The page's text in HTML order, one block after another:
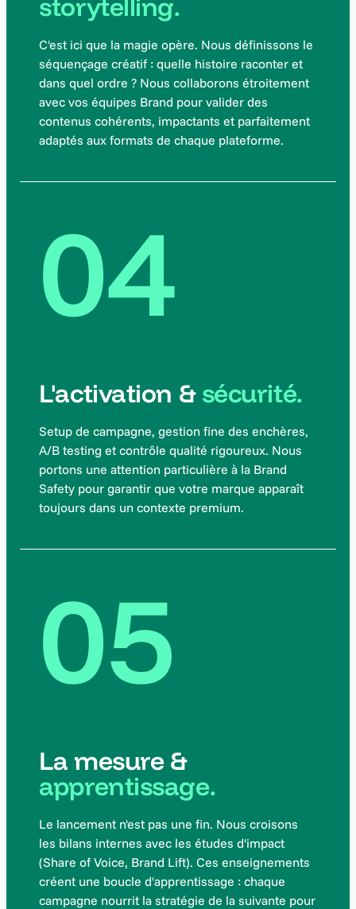
storytelling.
C'est ici que la magie opère. Nous définissons le
séquençage créatif : quelle histoire raconter et
dans quel ordre ? Nous collaborons étroitement
avec vos équipes Brand pour valider des
contenus cohérents, impactants et parfaitement
adaptés aux formats de chaque plateforme.
04
L'activation & sécurité.
Setup de campagne, gestion fine des enchères,
A/B testing et contrôle qualité rigoureux. Nous
portons une attention particulière à la Brand
Safety pour garantir que votre marque apparaît
toujours dans un contexte premium.
05
La mesure &
apprentissage.
Le lancement n'est pas une fin. Nous croisons
les bilans internes avec les études d'impact
(Share of Voice, Brand Lift). Ces enseignements
créent une boucle d'apprentissage : chaque
campagne nourrit la stratégie de la suivante pour